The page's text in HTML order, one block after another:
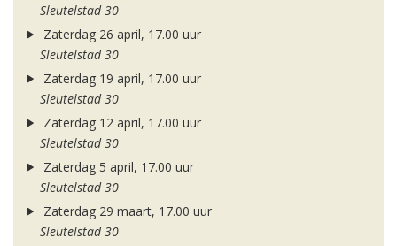
Sleutelstad 30
Zaterdag 26 april, 17.00 uur
Sleutelstad 30
Zaterdag 19 april, 17.00 uur
Sleutelstad 30
Zaterdag 12 april, 17.00 uur
Sleutelstad 30
Zaterdag 5 april, 17.00 uur
Sleutelstad 30
Zaterdag 29 maart, 17.00 uur
Sleutelstad 30